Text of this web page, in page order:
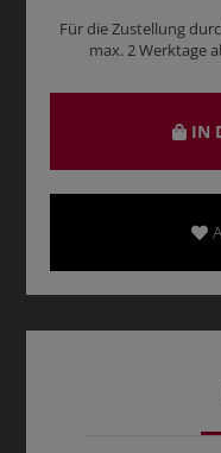
Für die Zustellung
max. 2 Werktage
IN